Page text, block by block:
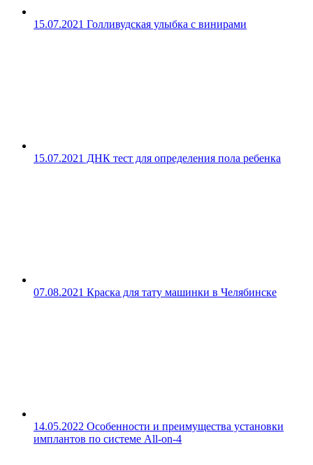
15.07.2021 Голливудская улыбка с винирами
15.07.2021 ДНК тест для определения пола ребенка
07.08.2021 Краска для тату машинки в Челябинске
14.05.2022 Особенности и преимущества установки
имплантов по системе All-on-4